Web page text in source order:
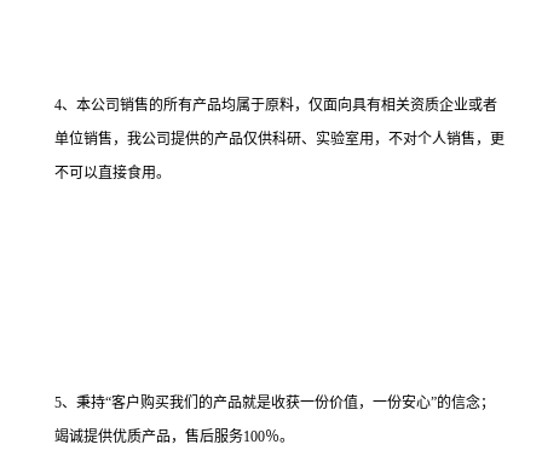
4、本公司销售的所有产品均属于原料，仅面向具有相关资质企业或者
单位销售，我公司提供的产品仅供科研、实验室用，不对个人销售，更
不可以直接食用。
5、秉持“客户购买我们的产品就是收获一份价值，一份安心”的信念；
竭诚提供优质产品，售后服务100％。